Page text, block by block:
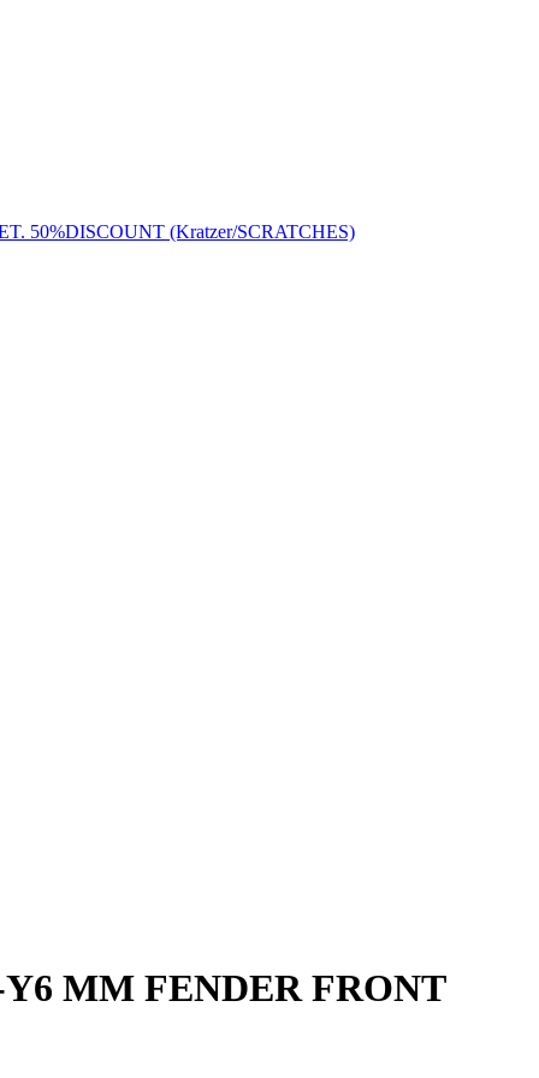
50%DISCOUNT (Kratzer/SCRATCHES)
Y6 MM FENDER FRONT